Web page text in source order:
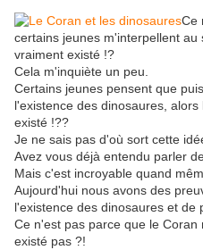
Ce
certains jeunes m'interpellent
vraiment existé !?
Cela m'inquiète un peu.
Certains jeunes pensent que
l'existence des dinosaures,
existé !??
Je ne sais pas d'où sort cette
Avez vous déjà entendu parler
Mais c'est incroyable quand
Aujourd'hui nous avons des
l'existence des dinosaures et de
Ce n'est pas parce que le
existé pas ?!